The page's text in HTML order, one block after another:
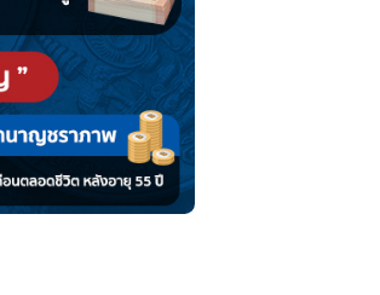
บูรณ์ จะได้รับเงินบำเหน็จหรือเงิ